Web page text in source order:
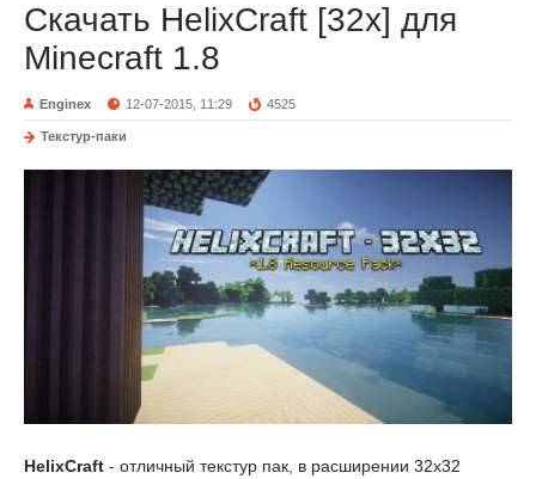
Скачать HelixCraft [32x] для
Minecraft 1.8
Enginex 12-07-2015, 11:29 4525
Текстур-паки
HelixCraft - отличный текстур пак, в расширении 32x32